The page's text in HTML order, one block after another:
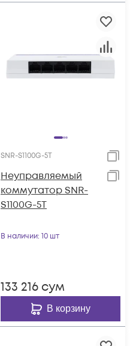
SNR-S1100G-5T
Неуправляемый
коммутатор SNR-
S1100G-5T
В наличии: 10 шт
133 216 сум
В корзину